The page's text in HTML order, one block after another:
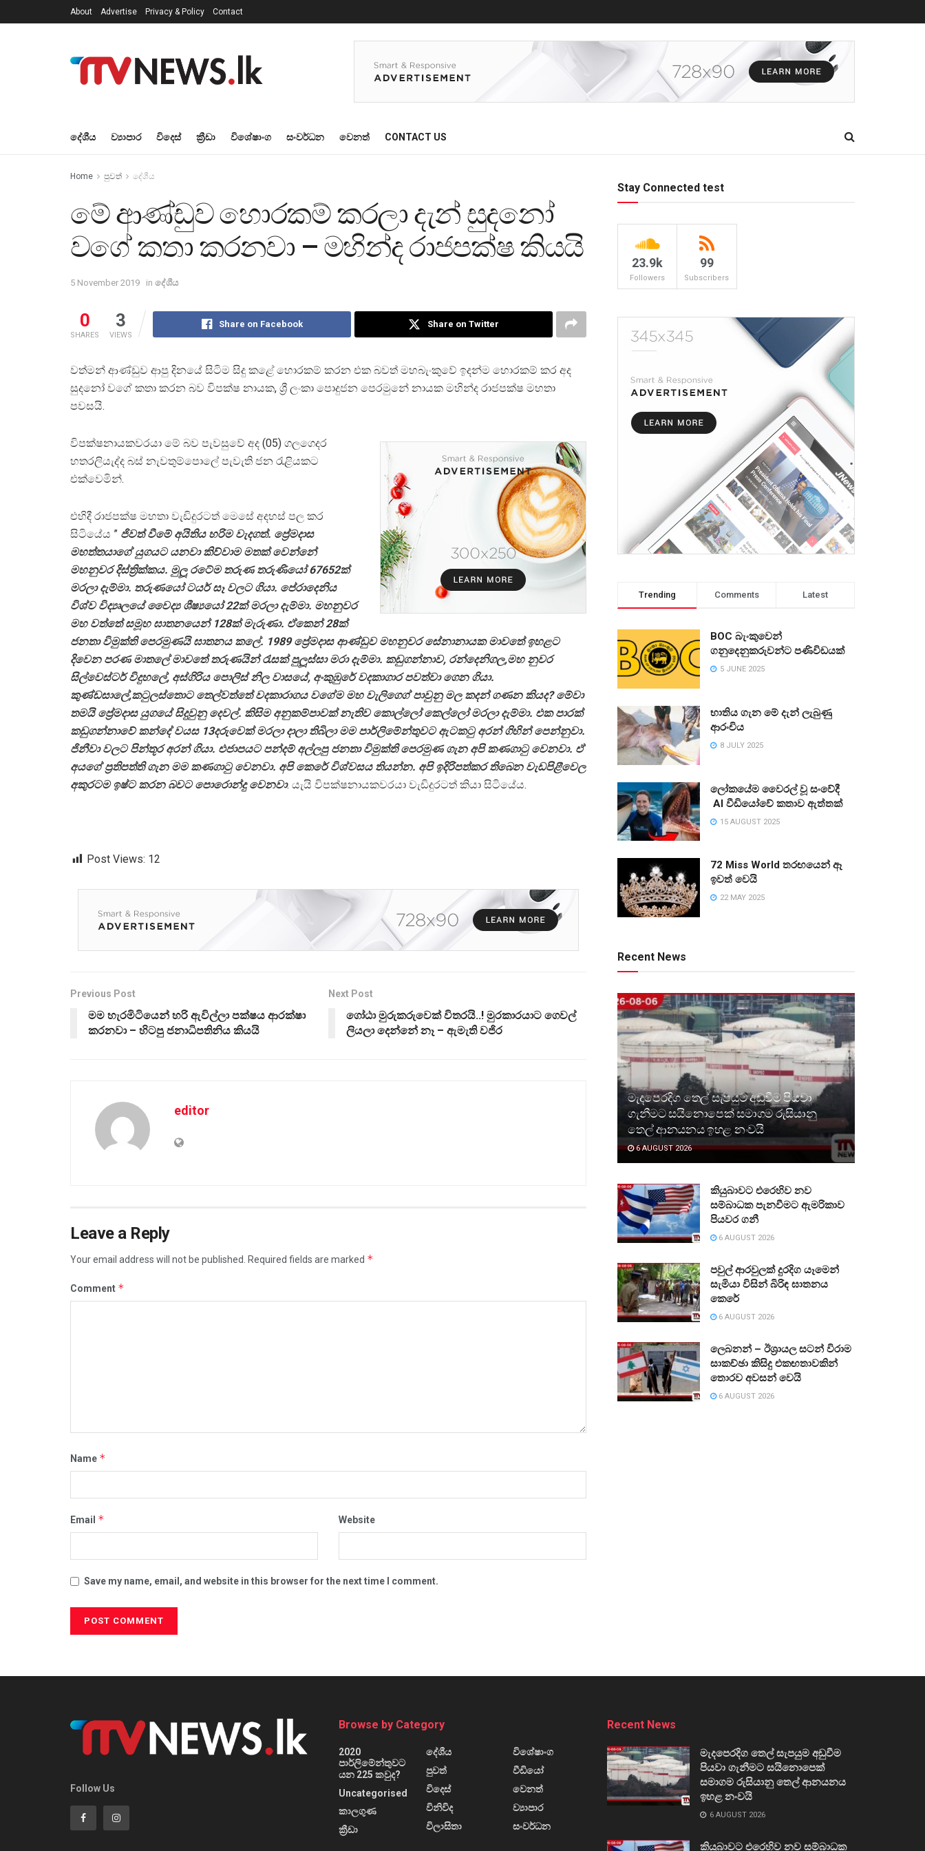
About Advertise Privacy & Policy Contact
දේශීය ව්‍යාපාර විදෙස් ක්‍රීඩා විශේෂාංග සංවර්ධන වෙනත් CONTACT US
Home පුවත් දේශීය
මේ ආණ්ඩුව හොරකම් කරලා දැන් සුදනෝ
වගේ කතා කරනවා – මහින්ද රාජපක්ෂ කියයි
5 November 2019 in දේශීය
0
SHARES
3
VIEWS
Share on Facebook Share on Twitter
වත්මන් ආණ්ඩුව ආපු දිනයේ සිටිම සිදු කළේ හොරකම් කරන එක බවත් මහබැංකුවේ ඉදන්ම හොරකම් කර අද
සුදනෝ වගේ කතා කරන බව විපක්ෂ නායක, ශ්‍රී ලංකා පොදුජන පෙරමුනේ නායක මහින්ද රාජපක්ෂ මහතා
පවසයි.
විපක්ෂනායකවරයා මේ බව පැවසුවේ අද (05) ගලගෙදර
හතරලියැද්ද බස් නැවතුම්පොලේ පැවැති ජන රැළියකට
එක්වෙමින්.
එහිදී රාජපක්ෂ මහතා වැඩිදුරටත් මෙසේ අදහස් පල කර
සිටියේය ” ජිවත් වීමේ අයිතිය හරිම වැදගත්. ප්‍රේමදාස
මහත්තයාගේ යුගයට යනවා කිව්වාම මතක් වෙන්නේ
මහනුවර දිස්ත්‍රික්කය. මුලූ රටේම තරුණ තරුණියෝ 67652ක්
මරලා දැම්මා. තරුණයෝ ටයර් සෑ වලට ගියා. පේරාදෙනිය
විශ්ව විද්‍යෘලයේ වෛද්‍ය ශීෂ්‍යයෝ 22ක් මරලා දැම්මා. මහනුවර
මහ වත්තේ සමූහ ඝාතනයෙන් 128ක් මැරුණා. ඒකෙන් 28ක්
ජනතා විමුක්ති පෙරමුණයි ඝාතනය කලේ. 1989 ප්‍රේමදාස ආණ්ඩුව මහනුවර සේනානායක මාවතේ ඉහළට
දිවෙන පරණ මාතලේ මාවතේ තරුණයින් රැසක් පුලූස්සා මරා දැම්මා. කඩුගන්නාව, රන්දෙනිගල,මහ නුවර
සිල්වෙස්ටර් විදුහලේ, අස්ගිරිය පොලිස් නිල වාසයේ, අංකුඹුරේ වදකාගාර පවත්වා ගෙන ගියා.
කුණ්ඩසාලේ,කටුලස්තොට තෙල්වත්තේ වදකාරාගය වගේම මහ වැලිගෙග් පාවුනු මල කදන් ගණන කියද? මේවා
තමයි ප්‍රේමදාස යුගයේ සිදුවුනු දෙවල්. කිසිම අනුකම්පාවක් නැතිව කොල්ලෝ කෙල්ලෝ මරලා දැම්මා. එක පාරක්
කඩුගන්නාවේ කන්දේ වයස 13දරුවෙක් මරලා දාලා තිබිලා මම පාර්ලිමේන්තුවට ඇටකටු අරන් ගිහින් පෙන්නුවා.
ජිනීවා වලට පින්තූර අරන් ගියා. එජාපයට පන්දම් අල්ලපු ජනතා විමුක්ති පෙරමුණ ගැන අපි කණගාටු වෙනවා. ඒ
අයගේ ප‍්‍රතිපත්ති ගැන මම කණගාටු වෙනවා. අපි කෙරේ විශ්වසය තියන්න. අපි ඉදිරිපත්කර තිබෙන වැඩපිළීවෙල
අකුරටම ඉෂ්ට කරන බවට පොරොන්දු වෙනවා. යැයි විපක්ෂනායකවරයා වැඩිදුරටත් කියා සිටියේය.
Post Views: 12
Previous Post
මම හැරමිටියෙන් හරි ඇවිල්ලා පක්ෂය ආරක්ෂා
කරනවා – හිටපු ජනාධිපතිනිය කියයි
Next Post
ගෝඨා මුරුකරුවෙක් විතරයි..! මුරකාරයාට ගෙවල්
ලියලා දෙන්නේ නෑ – ඇමැති වජිර
editor
Leave a Reply
Your email address will not be published. Required fields are marked *
Comment *
Name *
Email * Website
Save my name, email, and website in this browser for the next time I comment.
Stay Connected test
23.9k
Followers
99
Subscribers
Trending Comments Latest
BOC බැංකුවෙන්
ගනුදෙනුකරුවන්ට පණිවිඩයක්
5 JUNE 2025
භාතිය ගැන මේ දැන් ලැබුණු
ආරංචිය
8 JULY 2025
ලෝකයේම වෛරල් වූ සංවේදී
AI වීඩියෝවේ කතාව ඇත්තක්
15 AUGUST 2025
72 Miss World තරඟයෙන් ඈ
ඉවත් වෙයි
22 MAY 2025
Recent News
මැදපෙරදිග තෙල් සැපයුම අඩුවීම පියවා
ගැනීමට සයිනොපෙක් සමාගම රුසියානු
තෙල් ආනයනය ඉහළ නංවයි
6 AUGUST 2026
කියුබාවට එරෙහිව නව
සම්බාධක පැනවීමට ඇමරිකාව
පියවර ගනී
6 AUGUST 2026
පවුල් ආරවුලක් දුරදිග යෑමෙන්
සැමියා විසින් බිරිඳ ඝාතනය
කෙරේ
6 AUGUST 2026
ලෙබනන් – ඊශ්‍රායල සටන් විරාම
සාකච්ඡා කිසිදු එකඟතාවකින්
තොරව අවසන් වෙයි
6 AUGUST 2026
Follow Us
Browse by Category
2020
පාර්ලිමේන්තුවට
යන 225 කවුද?
Uncategorised
කාලගුණ
ක්‍රීඩා
දේශීය
පුවත්
විදෙස්
විනිවිද
විලාසිතා
විශේෂාංග
වීඩියෝ
වෙනත්
ව්‍යාපාර
සංවර්ධන
Recent News
මැදපෙරදිග තෙල් සැපයුම අඩුවීම
පියවා ගැනීමට සයිනොපෙක්
සමාගම රුසියානු තෙල් ආනයනය
ඉහළ නංවයි
6 AUGUST 2026
කියුබාවට එරෙහිව නව සම්බාධක